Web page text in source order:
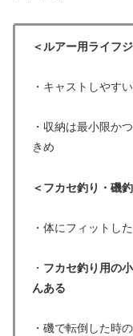
＜ルアー用ライフ
・キャストしやす
・収納は最小限か
きめ
＜フカセ釣り・磯
・体にフィットし
・ フカセ釣り用の
んある
・磯で転倒した時